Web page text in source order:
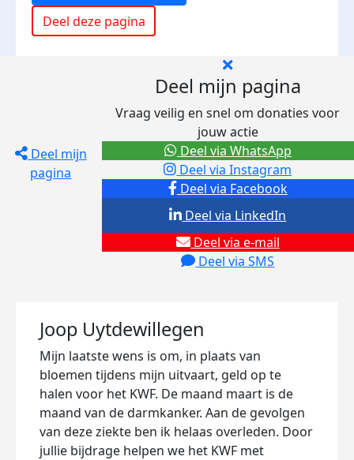
Deel deze pagina
Deel mijn
pagina
Deel mijn pagina
Vraag veilig en snel om donaties voor
jouw actie
Deel via Facebook
Deel via Instagram
Deel via e-mail
Deel via SMS
Deel via LinkedIn
Deel via WhatsApp
Joop Uytdewillegen
Mijn laatste wens is om, in plaats van
bloemen tijdens mijn uitvaart, geld op te
halen voor het KWF. De maand maart is de
maand van de darmkanker. Aan de gevolgen
van deze ziekte ben ik helaas overleden. Door
jullie bijdrage helpen we het KWF met